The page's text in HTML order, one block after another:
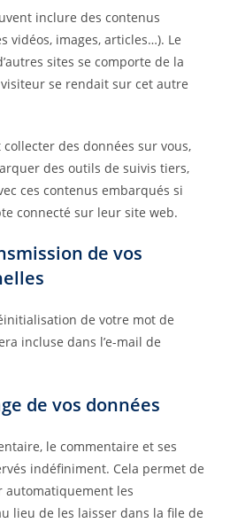
inclure des contenus
vidéos, images, articles…). Le
sites se comporte de la
se rendait sur cet autre
des données sur vous,
des outils de suivis tiers,
ces contenus embarqués si
connecté sur leur site web.
de vos
de votre mot de
incluse dans l’e-mail de
de vos données
le commentaire et ses
indéfiniment. Cela permet de
automatiquement les
lieu de les laisser dans la file de